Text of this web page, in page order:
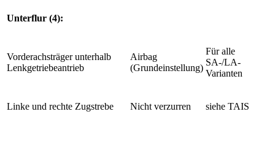
Unterflur (4):
Vorderachsträger unterhalb
Lenkgetriebeantrieb
Airbag
(Grundeinstellung)
Für alle
SA-/LA-
Varianten
Linke und rechte Zugstrebe Nicht verzurren siehe TAIS